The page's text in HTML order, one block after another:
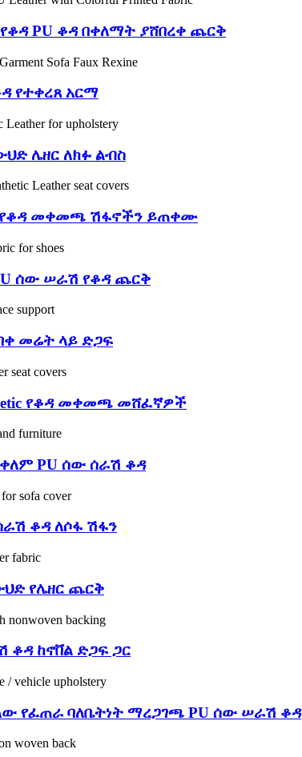
PU ቆዳ በቀለማት ያሸበረቀ ጨርቅ
የተቀረጸ አርማ
ሌዘር ለክፉ ልብስ
የቆዳ መቀመጫ ሽፋኖችን ይጠቀሙ
ሰው ሠራሽ የቆዳ ጨርቅ
መሬት ላይ ድጋፍ
የቆዳ መቀመጫ መሸፈኛዎች
PU ሰው ሰራሽ ቆዳ
ቆዳ ለሶፋ ሽፋን
የሌዘር ጨርቅ
ቆዳ ከኖቨል ድጋፍ ጋር
የፈጠራ ባለቤትነት ማረጋገጫ PU ሰው ሠራሽ ቆዳ